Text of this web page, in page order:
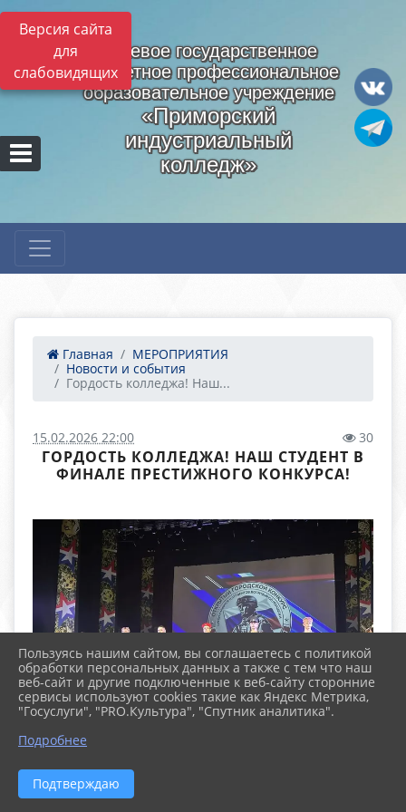
Версия сайта
для
слабовидящих
Краевое государственное
бюджетное профессиональное
образовательное учреждение
«Приморский
индустриальный
колледж»
Главная
МЕРОПРИЯТИЯ
Новости и события
Гордость колледжа! Наш...
15.02.2026 22:00 30
ГОРДОСТЬ КОЛЛЕДЖА! НАШ СТУДЕНТ В
ФИНАЛЕ ПРЕСТИЖНОГО КОНКУРСА!
Пользуясь нашим сайтом, вы соглашаетесь с политикой
обработки персональных данных а также с тем что наш
веб-сайт и другие подключенные к веб-сайту сторонние
сервисы используют cookies такие как Яндекс Метрика,
"Госуслуги", "PRO.Культура", "Спутник аналитика".
Подробнее
Подтверждаю